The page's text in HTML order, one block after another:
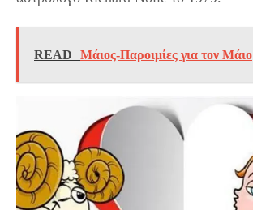
READ Μάιος-Παροιμίες για τον Μάιο